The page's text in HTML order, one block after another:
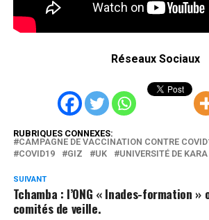
Réseaux Sociaux
RUBRIQUES CONNEXES:
CAMPAGNE DE VACCINATION CONTRE
COVID19
GIZ UK UNIVERSITÉ DE KARA
SUIVANT
Tchamba : l’ONG « Inades-formation
comités de veille.